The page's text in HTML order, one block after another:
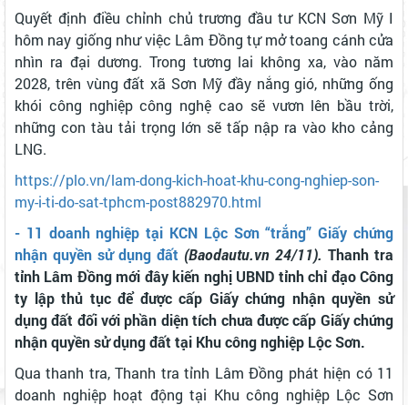
Quyết định điều chỉnh chủ trương đầu tư KCN Sơn Mỹ I
hôm nay giống như việc Lâm Đồng tự mở toang cánh cửa
nhìn ra đại dương. Trong tương lai không xa, vào năm
2028, trên vùng đất xã Sơn Mỹ đầy nắng gió, những ống
khói công nghiệp công nghệ cao sẽ vươn lên bầu trời,
những con tàu tải trọng lớn sẽ tấp nập ra vào kho cảng
LNG.
https://plo.vn/lam-dong-kich-hoat-khu-cong-nghiep-son-
my-i-ti-do-sat-tphcm-post882970.html
- 11 doanh nghiệp tại KCN Lộc Sơn “trắng” Giấy chứng
nhận quyền sử dụng đất (Baodautu.vn 24/11). Thanh tra
tỉnh Lâm Đồng mới đây kiến nghị UBND tỉnh chỉ đạo Công
ty lập thủ tục để được cấp Giấy chứng nhận quyền sử
dụng đất đối với phần diện tích chưa được cấp Giấy chứng
nhận quyền sử dụng đất tại Khu công nghiệp Lộc Sơn.
Qua thanh tra, Thanh tra tỉnh Lâm Đồng phát hiện có 11
doanh nghiệp hoạt động tại Khu công nghiệp Lộc Sơn